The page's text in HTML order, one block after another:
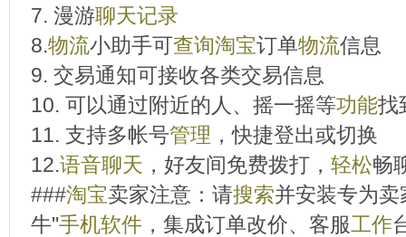
7. 漫游聊天记录
8.物流小助手可查询淘宝订单物流信息
9. 交易通知可接收各类交易信息
10. 可以通过附近的人、摇一摇等功能找
11. 支持多帐号管理 ，快捷登出或切换
12.语音聊天 ，好友间免费拨打， 轻松畅
###淘宝卖家注意：请搜索并安装专为
牛"手机软件 ，集成订单改价、客服工作